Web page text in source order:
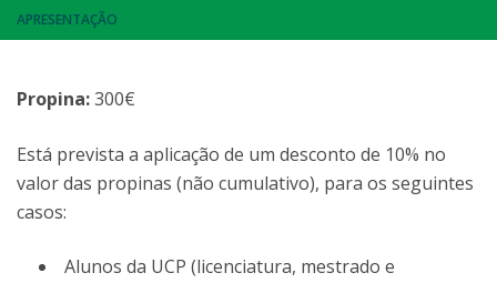
APRESENTAÇÃO
Propina:300€
Está prevista a aplicação de um desconto de 10% no
valor das propinas (não cumulativo), para os seguintes
casos:
Alunos da UCP (licenciatura, mestrado e